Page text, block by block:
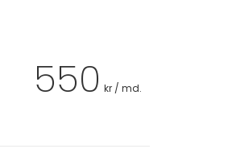
550 kr / md.